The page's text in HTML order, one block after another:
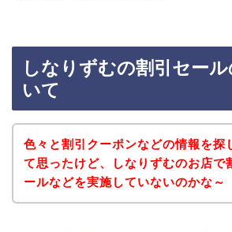
しなりずむの割引セー
いて
色々と割引クーポンなどの情報を探
て思ったけど、しなりずむのお店で
ールなどを実施していないのかな～